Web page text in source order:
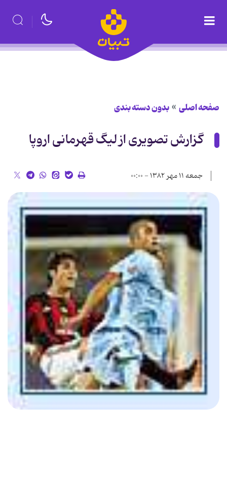
صفحه اصلی بدون دسته بندی
گزارش تصویری از لیگ قهرمانی اروپا
جمعه ۱۱ مهر ۱۳۸۲ - ۰۰:۰۰